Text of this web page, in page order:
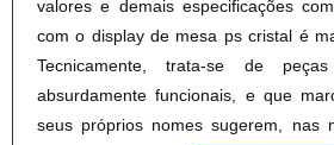
valores e demais especificações
com o display de mesa ps cristal é
Tecnicamente, trata-se de
absurdamente funcionais, e que
seus próprios nomes sugerem, nas